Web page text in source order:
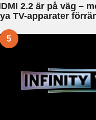
2.2 är på väg –
TV-apparater
5